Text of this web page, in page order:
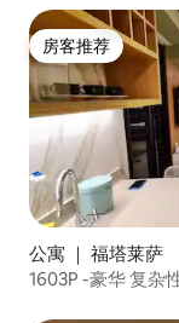
房客推荐
房客推荐
公寓 ｜ 福塔莱萨
1603P -豪华 复杂